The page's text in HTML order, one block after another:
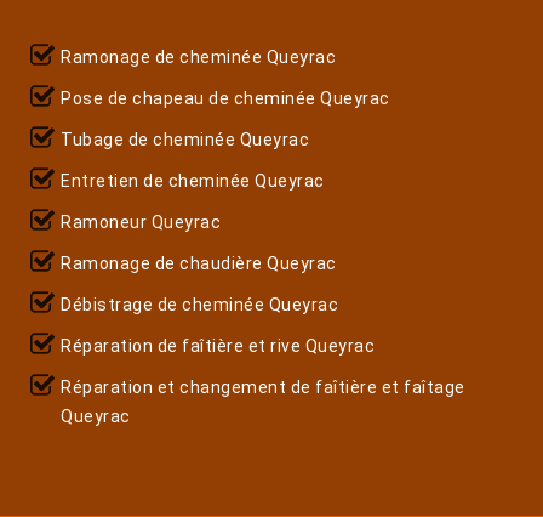
Ramonage de cheminée Queyrac
Pose de chapeau de cheminée Queyrac
Tubage de cheminée Queyrac
Entretien de cheminée Queyrac
Ramoneur Queyrac
Ramonage de chaudière Queyrac
Débistrage de cheminée Queyrac
Réparation de faîtière et rive Queyrac
Réparation et changement de faîtière et faîtage
Queyrac